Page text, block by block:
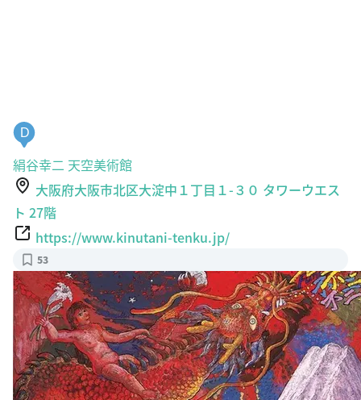
D
絹谷幸二 天空美術館
大阪府大阪市北区大淀中１丁目１-３０ タワーウエス
ト 27階
https://www.kinutani-tenku.jp/
53